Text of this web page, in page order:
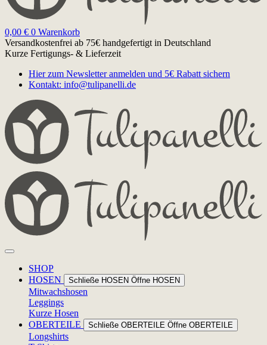
0,00 € 0 Warenkorb
Versandkostenfrei ab 75€ handgefertigt in Deutschland
Kurze Fertigungs- & Lieferzeit
Hier zum Newsletter anmelden und 5€ Rabatt sichern
Kontakt: info@tulipanelli.de
SHOP
HOSEN
Schließe HOSEN Öffne HOSEN
Mitwachshosen
Leggings
Kurze Hosen
OBERTEILE
Schließe OBERTEILE Öffne OBERTEILE
Longshirts